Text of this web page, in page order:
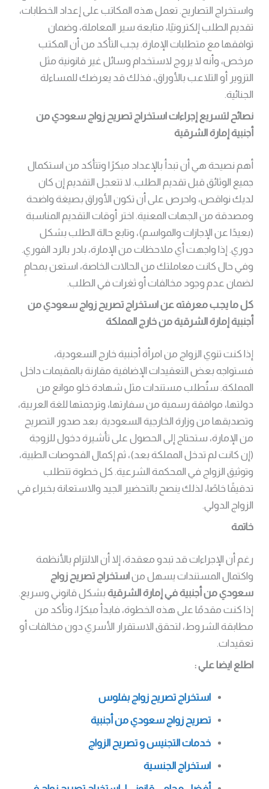
واستخراج التصاريح. تعمل هذه المكاتب على إعداد الخطابات،
تقديم الطلب إلكترونيًا، متابعة سير المعاملة، وضمان
توافقها مع متطلبات الإمارة. يجب التأكد من أن المكتب
مرخص، وأنه لا يروج لاستخدام وسائل غير قانونية مثل
التزوير أو التلاعب بالأوراق، فذلك قد يعرضك للمساءلة
الجنائية.
نصائح لتسريع إجراءات استخراج تصريح زواج سعودي من
أجنبية إمارة الشرقية
أهم نصيحة هي أن تبدأ بالإعداد مبكرًا وتتأكد من استكمال
جميع الوثائق قبل تقديم الطلب. لا تتعجل التقديم إن كان
لديك نواقص، واحرص على أن تكون الأوراق بصيغة واضحة
ومصدقة من الجهات المعنية. اختر أوقات التقديم المناسبة
(بعيدًا عن الإجازات والمواسم)، وتابع حالة الطلب بشكل
دوري. إذا واجهت أي ملاحظات من الإمارة، بادر بالرد الفوري.
وفي حال كانت معاملتك من الحالات الخاصة، استعن بمحامٍ
لضمان عدم وجود مخالفات أو ثغرات في الطلب.
كل ما يجب معرفته عن استخراج تصريح زواج سعودي من
أجنبية إمارة الشرقية من خارج المملكة
إذا كنت تنوي الزواج من امرأة أجنبية خارج السعودية،
فستواجه بعض التعقيدات الإضافية مقارنة بالمقيمات داخل
المملكة. ستُطلب مستندات مثل شهادة خلو موانع من
دولتها، موافقة رسمية من سفارتها، وترجمتها للغة العربية،
وتصديقها من وزارة الخارجية السعودية. بعد صدور التصريح
من الإمارة، ستحتاج إلى الحصول على تأشيرة دخول للزوجة
(إن كانت لم تدخل المملكة بعد)، ثم إكمال الفحوصات الطبية،
وتوثيق الزواج في المحكمة الشرعية. كل خطوة تتطلب
تدقيقًا خاصًا، لذلك ينصح بالتحضير الجيد والاستعانة بخبراء في
الزواج الدولي.
خاتمة
رغم أن الإجراءات قد تبدو معقدة، إلا أن الالتزام بالأنظمة
واكتمال المستندات يسهل مناستخراج تصريح زواج
سعودي من أجنبية في إمارة الشرقية بشكل قانوني وسريع.
إذا كنت مقدمًا على هذه الخطوة، فابدأ مبكرًا، وتأكد من
مطابقة الشروط، لتحقق الاستقرار الأسري دون مخالفات أو
تعقيدات.
اطلع ايضا علي :
استخراج تصريح زواج بفلوس
تصريح زواج سعودي من أجنبية
خدمات التجنيس و تصريح الزواج
استخراج الجنسية